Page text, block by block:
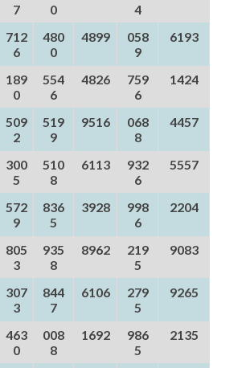
7
0
4
712
6
480
0
4899
058
9
6193
189
0
554
6
4826
759
6
1424
509
2
519
9
9516
068
8
4457
300
5
510
8
6113
932
6
5557
572
9
836
5
3928
998
6
2204
805
3
935
8
8962
219
5
9083
307
3
844
7
6106
279
5
9265
463
0
008
8
1692
986
5
2135